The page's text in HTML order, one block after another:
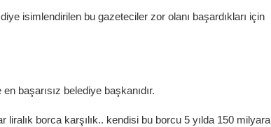
isimlendirilen bu gazeteciler zor olanı başardıkları için
başarısız belediye başkanıdır.
liralık borca karşılık.. kendisi bu borcu 5 yılda 150 milyara